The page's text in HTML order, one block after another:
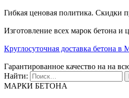
Гибкая ценовая политика. Скидки
Изготовление всех марок бетона и
Круглосуточная доставка бетона
Гарантированное качество на на
Найти:
МАРКИ БЕТОНА